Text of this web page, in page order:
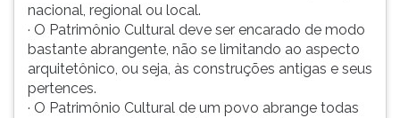
nacional, regional ou local.
· O Patrimônio Cultural deve ser encarado de modo
bastante abrangente, não se limitando ao aspecto
arquitetônico, ou seja, às construções antigas e seus
pertences.
· O Patrimônio Cultural de um povo abrange todas